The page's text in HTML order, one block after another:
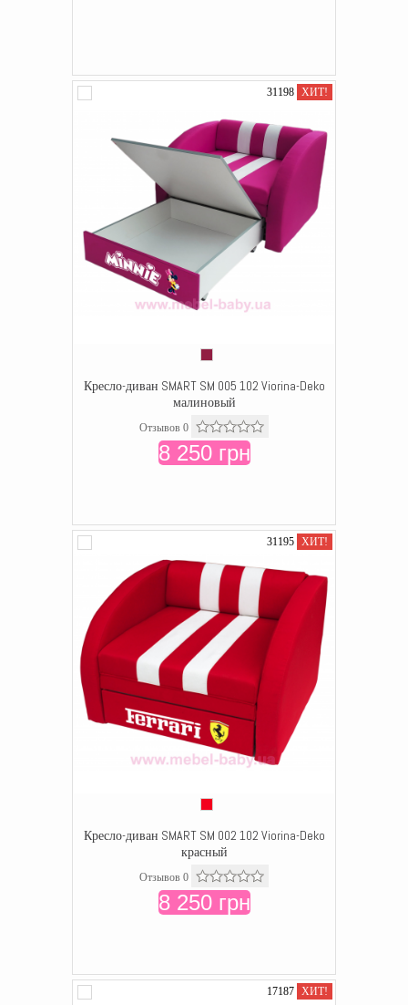
31198 ХИТ!
Кресло-диван SMART SM 005 102 Viorina-Deko
малиновый
Отзывов 0
8 250 грн
31195 ХИТ!
Кресло-диван SMART SM 002 102 Viorina-Deko
красный
Отзывов 0
8 250 грн
17187 ХИТ!